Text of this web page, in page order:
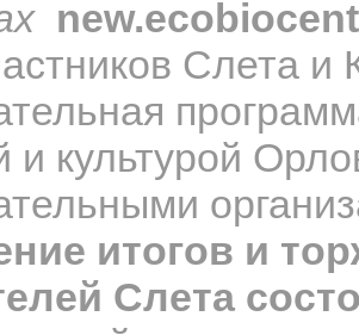
new.
Слета и
и культурой
итогов и
Слета